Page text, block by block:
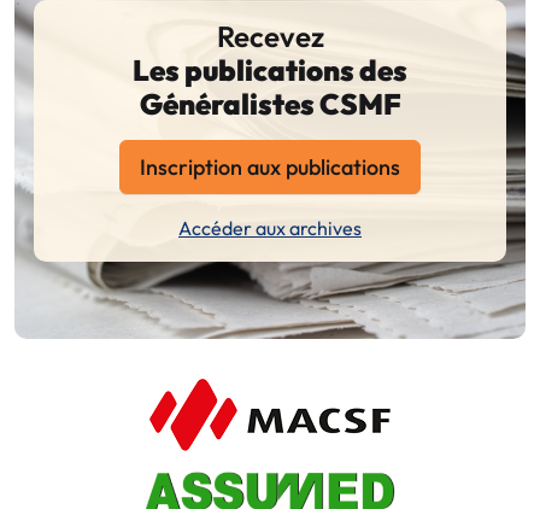
Recevez
Les publications des
Généralistes CSMF
Inscription aux publications
Accéder aux archives